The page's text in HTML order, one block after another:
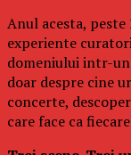
Anul acesta,
experiente
domeniului intr-
doar despre cine
concerte,
care face ca